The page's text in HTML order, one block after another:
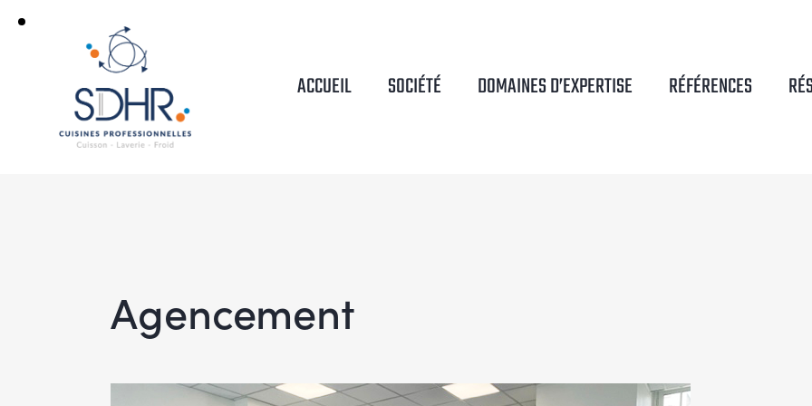
ACCUEIL SOCIÉTÉ DOMAINES D’EXPERTISE RÉFÉRENCES
Agencement